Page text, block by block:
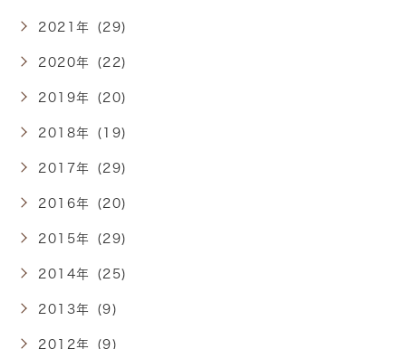
2021年 (29)
2020年 (22)
2019年 (20)
2018年 (19)
2017年 (29)
2016年 (20)
2015年 (29)
2014年 (25)
2013年 (9)
2012年 (9)